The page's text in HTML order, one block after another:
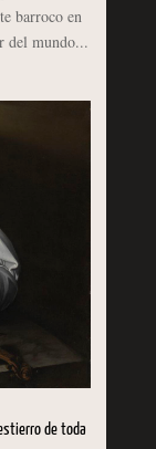
barroco en
mundo...
de toda